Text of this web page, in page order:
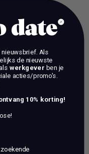
(bij een fulltime
zoals dagelijks
betalen je
voor
een
date
nieuwsbrief. Als
de nieuwste
werkgever ben je
acties/promo's.
10% korting!